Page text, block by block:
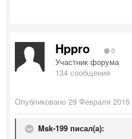
Hppro 0
Участник форума
134 сообщения
Опубликовано 29 Февраля 2016
Msk-199 писал(а):